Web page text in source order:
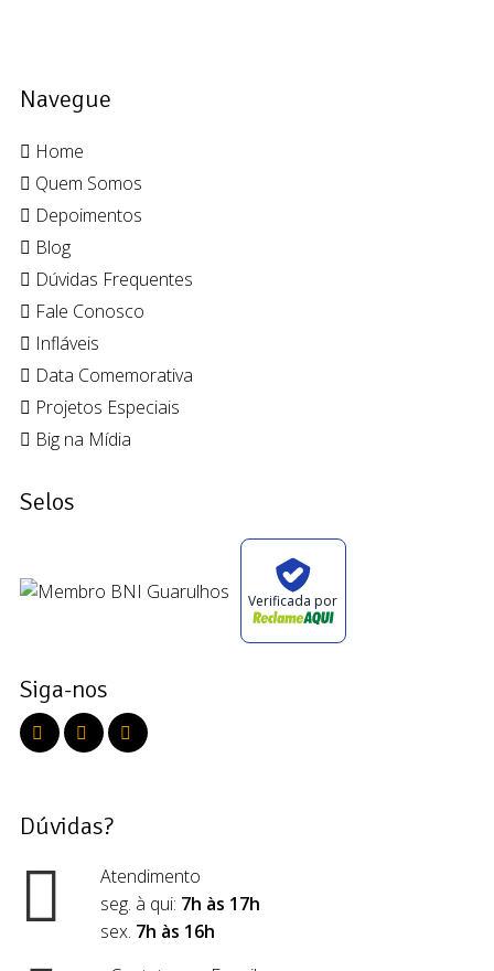
Navegue
Home
Quem Somos
Depoimentos
Blog
Dúvidas Frequentes
Fale Conosco
Infláveis
Data Comemorativa
Projetos Especiais
Big na Mídia
Selos
Verificada por
Siga-nos
Dúvidas?
Atendimento
seg. à qui: 7h às 17h
sex. 7h às 16h